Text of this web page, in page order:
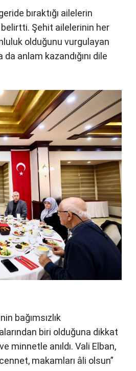
bıraktığı ailelerin
Şehit ailelerinin her
olduğunu vurgulayan
anlam kazandığını dile
bağımsızlık
biri olduğuna dikkat
minnetle anıldı. Vali Elban,
makamları âli olsun”